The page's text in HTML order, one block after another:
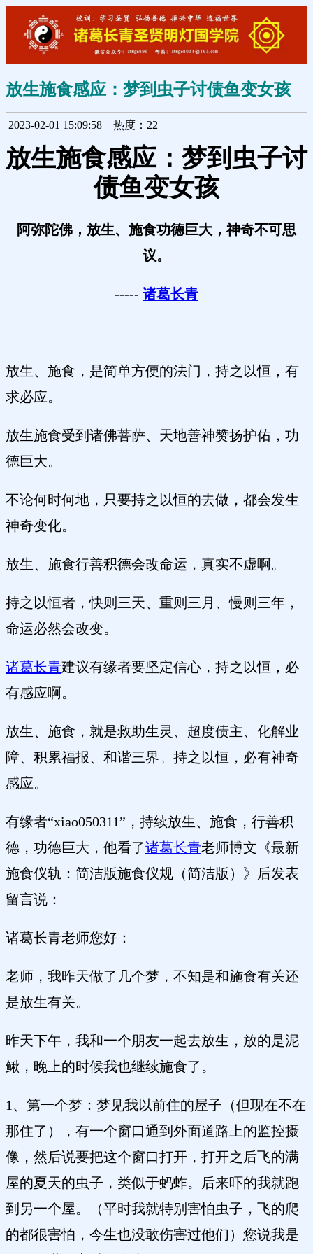
放生施食感应：梦到虫子讨债鱼变女孩
2023-02-01 15:09:58 热度：22
放生施食感应：梦到虫子讨
债鱼变女孩
阿弥陀佛，放生、施食功德巨大，神奇不可思
议。
----- 诸葛长青
放生、施食，是简单方便的法门，持之以恒，有
求必应。
放生施食受到诸佛菩萨、天地善神赞扬护佑，功
德巨大。
不论何时何地，只要持之以恒的去做，都会发生
神奇变化。
放生、施食行善积德会改命运，真实不虚啊。
持之以恒者，快则三天、重则三月、慢则三年，
命运必然会改变。
诸葛长青建议有缘者要坚定信心，持之以恒，必
有感应啊。
放生、施食，就是救助生灵、超度债主、化解业
障、积累福报、和谐三界。持之以恒，必有神奇
感应。
有缘者“xiao050311”，持续放生、施食，行善积
德，功德巨大，他看了诸葛长青老师博文《最新
施食仪轨：简洁版施食仪规（简洁版）》后发表
留言说：
诸葛长青老师您好：
老师，我昨天做了几个梦，不知是和施食有关还
是放生有关。
昨天下午，我和一个朋友一起去放生，放的是泥
鳅，晚上的时候我也继续施食了。
1、第一个梦：梦见我以前住的屋子（但现在不在
那住了），有一个窗口通到外面道路上的监控摄
像，然后说要把这个窗口打开，打开之后飞的满
屋的夏天的虫子，类似于蚂蚱。后来吓的我就跑
到另一个屋。（平时我就特别害怕虫子，飞的爬
的都很害怕，今生也没敢伤害过他们）您说我是